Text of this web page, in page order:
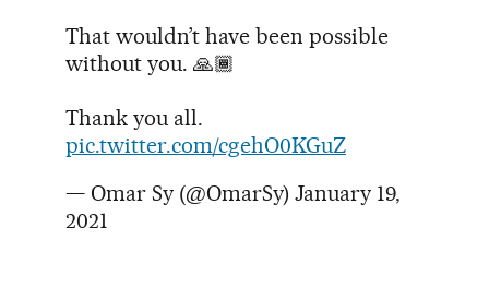
That wouldn’t have been possible
without you. 🙏🏾
Thank you all.
pic.twitter.com/cgehO0KGuZ
— Omar Sy (@OmarSy) January 19,
2021